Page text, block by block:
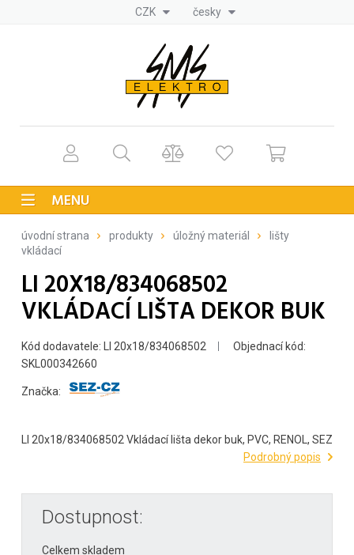
CZK česky
MENU
úvodní strana produkty úložný materiál
lišty
vkládací
LI 20X18/834068502
VKLÁDACÍ LIŠTA DEKOR BUK
Kód dodavatele: LI 20x18/834068502
Objednací kód:
SKL000342660
Značka:
LI 20x18/834068502 Vkládací lišta dekor buk, PVC, RENOL, SEZ
Podrobný popis
Dostupnost:
Celkem skladem